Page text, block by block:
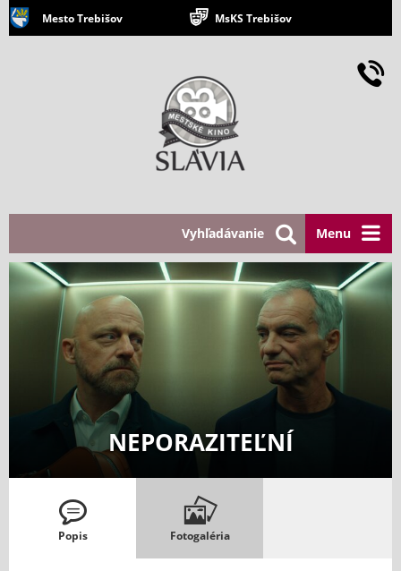
Mesto Trebišov MsKS Trebišov
Menu
Vyhľadávanie
NEPORAZITEĽNÍ
Popis Fotogaléria